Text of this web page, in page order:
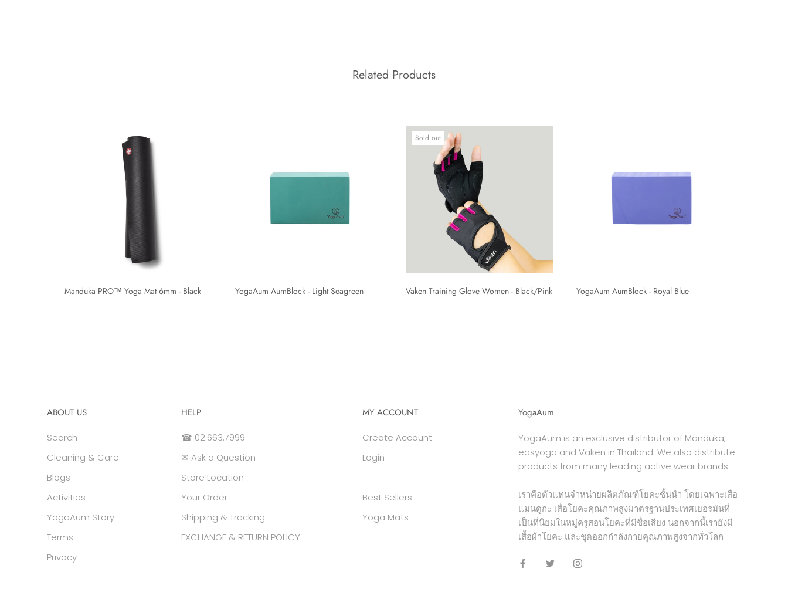
Related Products
Manduka PRO™ Yoga Mat 6mm - Black YogaAum AumBlock - Light Seagreen
Sold out
Vaken Training Glove Women - Black/Pink YogaAum AumBlock - Royal Blue
ABOUT US
Search
Cleaning & Care
Blogs
Activities
YogaAum Story
Terms
Privacy
HELP
☎ 02.663.7999
✉ Ask a Question
Store Location
Your Order
Shipping & Tracking
EXCHANGE & RETURN POLICY
MY ACCOUNT
Create Account
Login
________________
Best Sellers
Yoga Mats
YogaAum
YogaAum is an exclusive distributor of Manduka,
easyoga and Vaken in Thailand. We also distribute
products from many leading active wear brands.
เราคือตัวแทนจำหน่ายผลิตภัณฑ์โยคะชั้นนำ โดยเฉพาะเสื่อ
แมนดูกะ เสื่อโยคะคุณภาพสูงมาตรฐานประเทศเยอรมันที่
เป็นที่นิยมในหมู่ครูสอนโยคะที่มีชื่อเสียง นอกจากนี้เรายังมี
เสื้อผ้าโยคะ และชุดออกกำลังกายคุณภาพสูงจากทั่วโลก